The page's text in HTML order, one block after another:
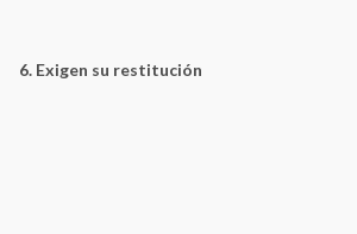
6. Exigen su restitución